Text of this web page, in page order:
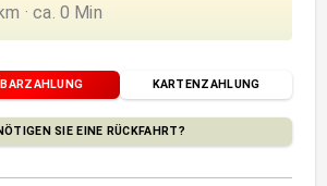
·ca. 0 Min
BARZAHLUNG KARTENZAHLUNG
SIE EINE RÜCKFAHRT?